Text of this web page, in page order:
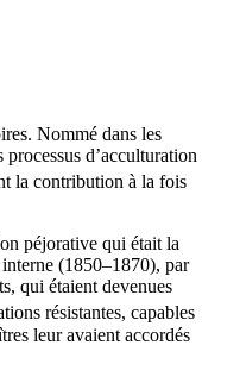
Nommé dans les
d’acculturation
la contribution à la fois
péjorative qui était la
(1850–1870), par
qui étaient devenues
résistantes, capables
leur avaient accordés